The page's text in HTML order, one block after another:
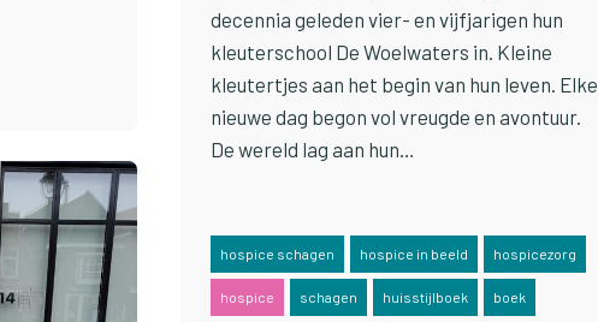
decennia geleden vier- en vijfjarigen hun
kleuterschool De Woelwaters in. Kleine
kleutertjes aan het begin van hun leven. Elke
nieuwe dag begon vol vreugde en avontuur.
De wereld lag aan hun…
hospice schagen hospice in beeld hospicezorg
hospice schagen huisstijlboek boek